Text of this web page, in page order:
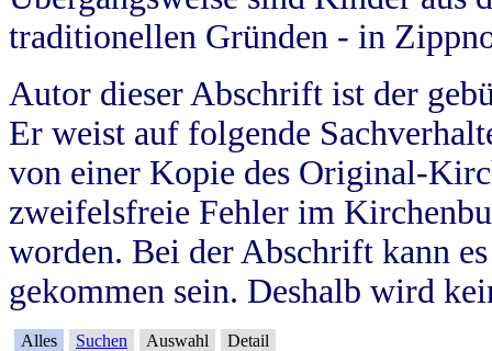
traditionellen Gründen - in
Autor dieser Abschrift ist der
Er weist auf folgende
von einer Kopie des Original-
zweifelsfreie Fehler im
worden. Bei der Abschrift kann
gekommen sein. Deshalb wird
Alles Suchen Auswahl Detail